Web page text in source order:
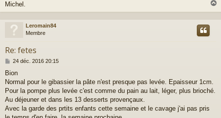
Michel.
a
Leromain84
Membre
Re: fetes
M
s
s
a
g
24 déc. 2016 20:15
Bion
Normal pour le gibassier la pâte n'est presque pas levée. Epaisseur 1cm.
Pour la pompe plus levée c'est comme du pain au lait, léger, plus brioché.
Au déjeuner et dans les 13 desserts provençaux.
Avec la garde des prtits enfants cette semaine et le cavage j'ai pas pris